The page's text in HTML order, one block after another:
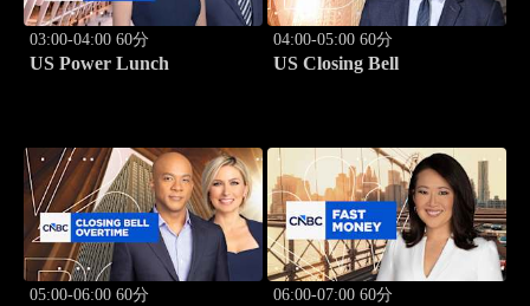
03:00-04:00 60分
US Power Lunch
04:00-05:00 60分
US Closing Bell
05:00-06:00 60分 06:00-07:00 60分